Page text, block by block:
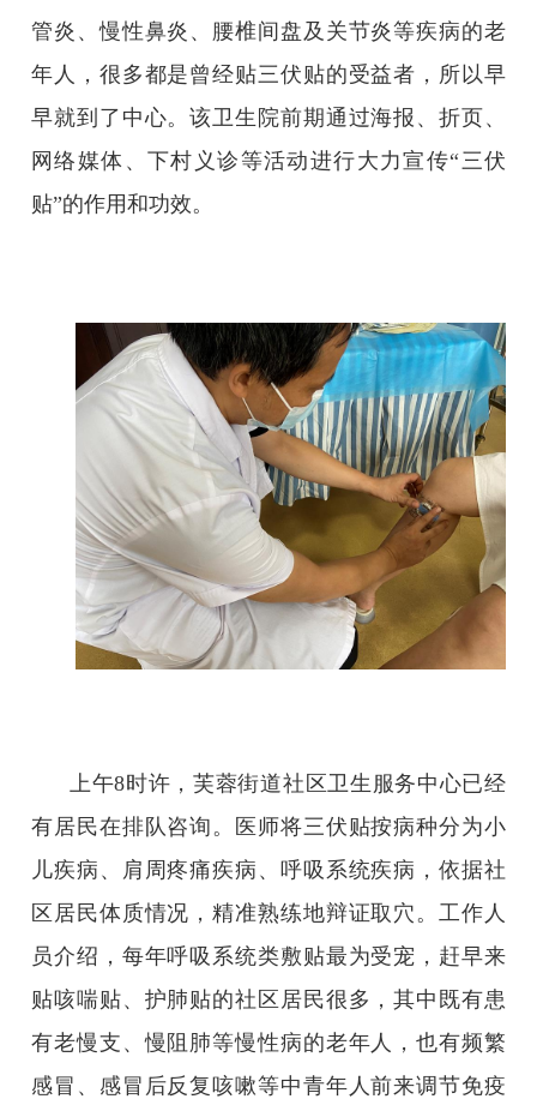
管炎、慢性鼻炎、腰椎间盘及关节炎等疾病的老
年人，很多都是曾经贴三伏贴的受益者，所以早
早就到了中心。该卫生院前期通过海报、折页、
网络媒体、下村义诊等活动进行大力宣传“三伏
贴”的作用和功效。
上午8时许，芙蓉街道社区卫生服务中心已经
有居民在排队咨询。医师将三伏贴按病种分为小
儿疾病、肩周疼痛疾病、呼吸系统疾病，依据社
区居民体质情况，精准熟练地辩证取穴。工作人
员介绍，每年呼吸系统类敷贴最为受宠，赶早来
贴咳喘贴、护肺贴的社区居民很多，其中既有患
有老慢支、慢阻肺等慢性病的老年人，也有频繁
感冒、感冒后反复咳嗽等中青年人前来调节免疫